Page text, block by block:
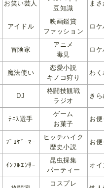
お笑い芸人
豆知識
まさ
アイドル
映画鑑賞
ファッション
ロケ
冒険家
アニメ
毒見
ロケ
魔法使い
恋愛小説
キノコ狩り
わく
DJ
格闘技観戦
ラジオ
きら
ﾃﾆｽ選手
ゲーム
お菓子
お便
ﾌﾟﾛｹﾞｰﾏｰ
ヒッチハイク
歴史小説
お便
ｲﾝﾌﾙｴﾝｻｰ
昆虫採集
パーティー
オイ
コスプレ